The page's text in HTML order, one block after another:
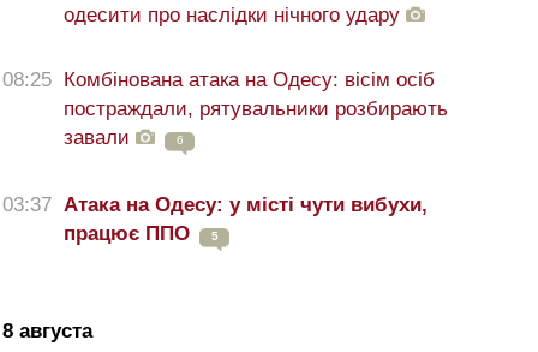
одесити про наслідки нічного удару
08:25
Комбінована атака на Одесу: вісім осіб
постраждали, рятувальники розбирають
завали
6
03:37 Атака на Одесу: у місті чути вибухи,
працює ППО
5
8 августа